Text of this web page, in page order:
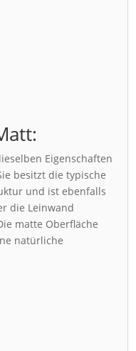
Eigenschaften
besitzt die typische
und ist ebenfalls
die Leinwand
matte Oberfläche
natürliche